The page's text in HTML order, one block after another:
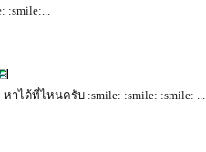
:smile:...
ได้ที่ไหนครับ :smile: :smile: :smile: ...